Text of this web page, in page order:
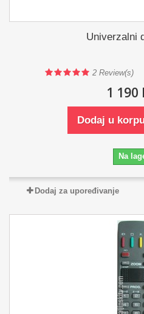
Univerzalni
2 Review(s)
1 190
Dodaj u
Na
Dodaj za upoređivanje